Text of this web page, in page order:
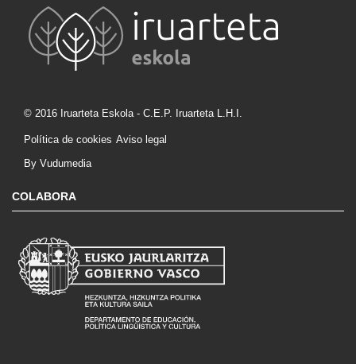
© 2016 Iruarteta Eskola - C.E.P. Iruarteta L.H.I.
Política de cookies Aviso legal
By Vudumedia
COLABORA